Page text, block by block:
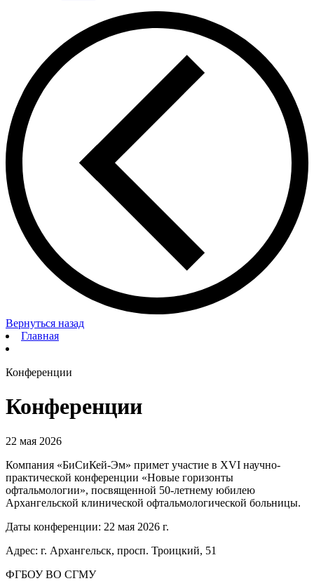
Вернуться назад
Главная
Конференции
Конференции
22 мая 2026
Компания «БиСиКей-Эм» примет участие в XVI научно-
практической конференции «Новые горизонты
офтальмологии», посвященной 50-летнему юбилею
Архангельской клинической офтальмологической больницы.
Даты конференции: 22 мая 2026 г.
Адрес: г. Архангельск, просп. Троицкий, 51
ФГБОУ ВО СГМУ